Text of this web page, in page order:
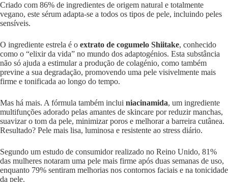
Criado com 86% de ingredientes de origem natural e totalmente
vegano, este sérum adapta-se a todos os tipos de pele, incluindo peles
sensíveis.
O ingrediente estrela é o extrato de cogumelo Shiitake, conhecido
como o “elixir da vida” no mundo dos adaptogénios. Esta substância
não só ajuda a estimular a produção de colagénio, como também
previne a sua degradação, promovendo uma pele visivelmente mais
firme e tonificada ao longo do tempo.
Mas há mais. A fórmula também inclui niacinamida, um ingrediente
multifunções adorado pelas amantes de skincare por reduzir manchas,
suavizar o tom da pele, minimizar poros e melhorar a barreira cutânea.
Resultado? Pele mais lisa, luminosa e resistente ao stress diário.
Segundo um estudo de consumidor realizado no Reino Unido, 81%
das mulheres notaram uma pele mais firme após duas semanas de uso,
enquanto 79% sentiram melhorias nos contornos faciais e na tonicidade
da pele.